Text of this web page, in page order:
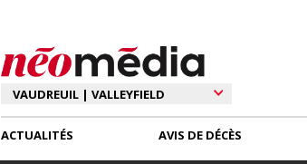
ACTUALITÉS AVIS DE DÉCÈS